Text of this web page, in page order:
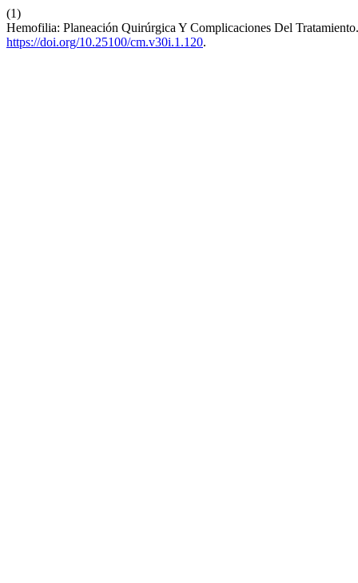
(1)
Hemofilia: Planeación Quirúrgica Y Complicaciones Del
https://doi.org/10.25100/cm.v30i.1.120.